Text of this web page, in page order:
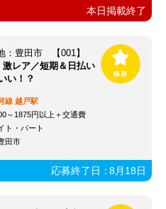
本日掲載終了
豊田市 【001】
激レア／短期＆日払い
い！？
線 越戸駅
～1875円以上＋交通費
ト・パート
田市
応募終了日：8月18日